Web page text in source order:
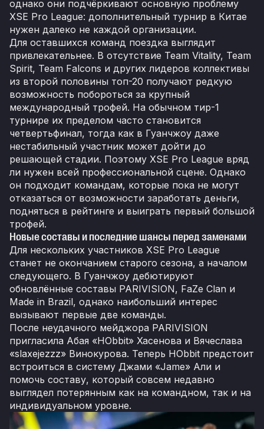
однако они подчёркивают основную проблему
XSE Pro League: дополнительный турнир в Китае
нужен далеко не каждой организации.
Для оставшихся команд поездка выглядит
привлекательнее. В отсутствие Team Vitality, Team
Spirit, Team Falcons и других лидеров коллективы
из второй половины топ-20 получают редкую
возможность побороться за крупный
международный трофей. На обычном тир-1
турнире их пределом часто становится
четвертьфинал, тогда как в Гуанчжоу даже
нестабильный участник может дойти до
решающей стадии. Поэтому XSE Pro League вряд
ли нужен всей профессиональной сцене. Однако
он подходит командам, которые пока не могут
отказаться от возможности заработать деньги,
подняться в рейтинге и выиграть первый большой
трофей.
Новые составы и последние шансы перед заменами
Для нескольких участников XSE Pro League
станет не окончанием старого сезона, а началом
следующего. В Гуанчжоу дебютируют
обновлённые составы PARIVISION, FaZe Clan и
Made in Brazil, однако наибольший интерес
вызывают первые две команды.
После неудачного мейджора PARIVISION
пригласила Абая «HObbit» Хасенова и Вячеслава
«slaxejezzz» Винокурова. Теперь HObbit предстоит
встроиться в систему Джами «Jame» Али и
помочь составу, который совсем недавно
выглядел потерянным как на командном, так и на
индивидуальном уровне.